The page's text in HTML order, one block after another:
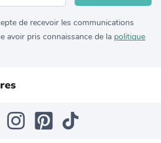
de recevoir les communications
avoir pris connaissance de la politique